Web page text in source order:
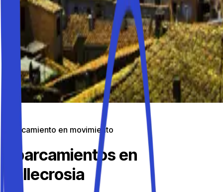
Aparcamiento en movimiento
Aparcamientos en
Vallecrosia